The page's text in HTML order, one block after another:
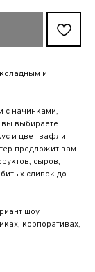
и
с начинками,
выбираете
и цвет вафли
предложит вам
сыров,
сливок до
шоу
корпоративах,